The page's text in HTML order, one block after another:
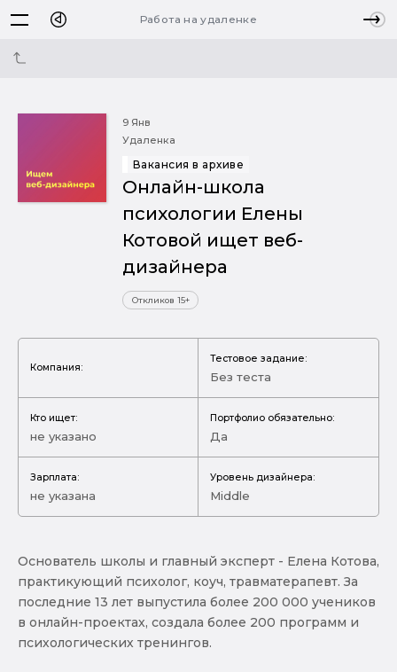
Работа на удаленке
9 Янв
Удаленка
Вакансия в архиве
Онлайн-школа
психологии Елены
Котовой ищет веб-
дизайнера
Откликов 15+
Компания:
Тестовое задание:
Без теста
Кто ищет:
не указано
Портфолио обязательно:
Да
Зарплата:
не указана
Уровень дизайнера:
Middle
‍️Основатель школы и главный эксперт - Елена Котова,
практикующий психолог, коуч, травматерапевт. За
последние 13 лет выпустила более 200 000 учеников
в онлайн-проектах, создала более 200 программ и
психологических тренингов.